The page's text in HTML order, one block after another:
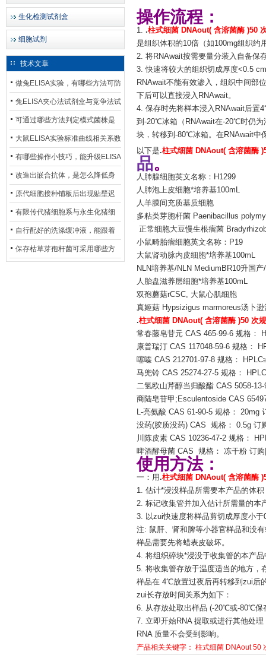
生化检测试剂盒
细胞试剂
技术文章
做兔ELISA实验，有哪些方法可防
止平台效应发生？
兔ELISA夹心法试剂盒与竞争法试
剂盒，适用检测场景存在哪些差
异？
可通过哪些方法判定模式菌株是
否存在杂菌污染？
大鼠ELISA实验标准曲线相关系数
偏低，可从哪些维度开展问题排
查？
有哪些操作小技巧，能升级ELISA
的LOD与LOQ性能？
改造出嵌合抗体，是怎么降低身
体生成抗鼠抗体（HAMA）的？
原代细胞接种铺板后出现贴壁迟
缓、悬浮细胞数量偏多的现象的
主要诱因
有限传代猪细胞系与永生化猪细
胞系，二者在增殖存活周期上有
什么区别？
自行配好的洗涤缓冲液，能跟着
试剂盒原装干粉放一处储存吗？
保存枯草芽孢杆菌可采用哪些方
操作流程：
1. .柱式细菌 DNAout( 含溶菌酶 )50
是组织体积的10倍（如100mg组织约
2. 将RNAwait按需要量分装入自备保
3. 快速将较大的组织切成厚度<0.5
RNAwait不能有效渗入，组织中间部
下后可以直接浸入RNAwait。
4. 保存时先将样本浸入RNAwait后置
到-20℃冰箱（RNAwait在-20℃时仍为
块，转移到-80℃冰箱。在RNAwait中
以下是.柱式细菌 DNAout( 含溶菌酶
品。
人肺腺细胞英文名称：H1299
人肺泡上皮细胞*培养基100mL
人羊膜间充质基质细胞
多粘类芽胞杆菌 Paenibacillus
正常细胞大豆慢生根瘤菌
小鼠畸胎瘤细胞英文名称：P19
大鼠肾动脉内皮细胞*培养基100mL
NLN培养基/NLN MediumBR10升国产
人胎盘滋养层细胞*培养基100mL
双孢蘑菇rCSC, 大鼠心肌细胞
真姬菇 Hypsizigus marmoreus汤卜
.柱式细菌 DNAout( 含溶菌酶 )50 次
常春藤皂苷元 CAS 465-99-6 规格：
康普瑞汀 CAS 117048-59-6 规格：
噻嗪 CAS 212701-97-8 规格：
马兜铃 CAS 25274-27-5 规格：
二氢欧山芹醇当归酸酯 CAS 5058-
商陆皂苷甲;Esculentoside CAS
L-亮氨酸 CAS 61-90-5 规格： 20mg
没药(胶质没药) CAS 规格： 0.5g 订
川陈皮素 CAS 10236-47-2 规格：
啤酒酵母菌 CAS 规格： 冻干粉 订购
使用方法：
一：用.柱式细菌 DNAout( 含溶菌酶
1. 估计*浸没样品所需要本产品的体
2. 标记收集管并加入估计所需量的本
3. 以zui快速度将样品剪切成厚度小
注: 鼠肝、肾和脾等小器官样品和没
样品需要先将蜡表皮破坏。
4. 将组织碎块*浸没于收集管的本产品
5. 将收集管存放于温度适当的地方
样品在 4℃放置过夜后再转移到zui后
zui长存放时间关系为如下：
6. 从存放处取出样品 (-20℃或-80℃保
7. 立即开始RNA 提取或进行其他处
RNA 质量不会受到影响。
产品相关关键字： 柱式细菌 DNAout 50